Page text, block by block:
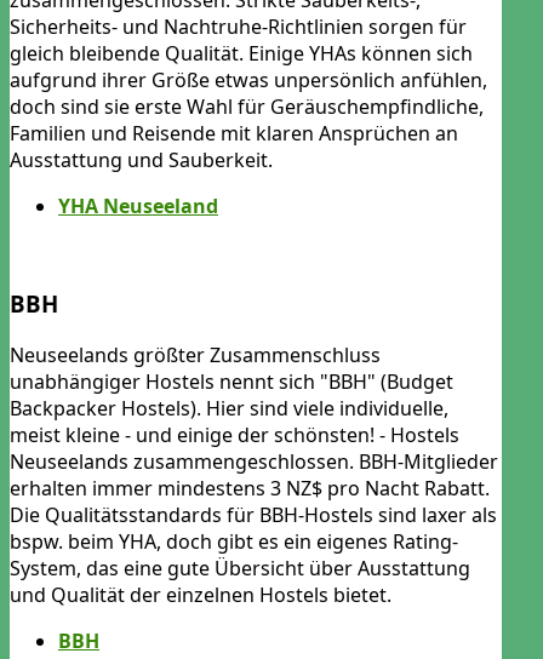
Sicherheits- und Nachtruhe-Richtlinien sorgen für
gleich bleibende Qualität. Einige YHAs können sich
aufgrund ihrer Größe etwas unpersönlich anfühlen,
doch sind sie erste Wahl für Geräuschempfindliche,
Familien und Reisende mit klaren Ansprüchen an
Ausstattung und Sauberkeit.
YHA Neuseeland
BBH
Neuseelands größter Zusammenschluss
unabhängiger Hostels nennt sich "BBH" (Budget
Backpacker Hostels). Hier sind viele individuelle,
meist kleine - und einige der schönsten! - Hostels
Neuseelands zusammengeschlossen. BBH-Mitglieder
erhalten immer mindestens 3 NZ$ pro Nacht Rabatt.
Die Qualitätsstandards für BBH-Hostels sind laxer als
bspw. beim YHA, doch gibt es ein eigenes Rating-
System, das eine gute Übersicht über Ausstattung
und Qualität der einzelnen Hostels bietet.
BBH